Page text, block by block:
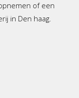
of een
in Den haag.